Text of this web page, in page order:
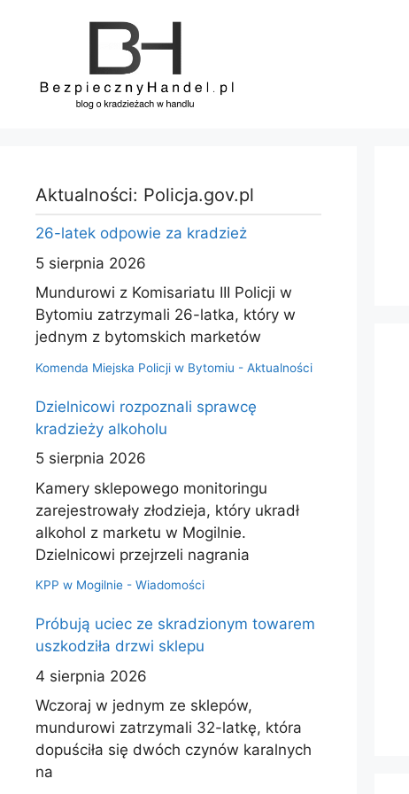
Aktualności: Policja.gov.pl
26-latek odpowie za kradzież
5 sierpnia 2026
Mundurowi z Komisariatu III Policji w
Bytomiu zatrzymali 26-latka, który w
jednym z bytomskich marketów
Komenda Miejska Policji w Bytomiu - Aktualności
Dzielnicowi rozpoznali sprawcę
kradzieży alkoholu
5 sierpnia 2026
Kamery sklepowego monitoringu
zarejestrowały złodzieja, który ukradł
alkohol z marketu w Mogilnie.
Dzielnicowi przejrzeli nagrania
KPP w Mogilnie - Wiadomości
Próbują uciec ze skradzionym towarem
uszkodziła drzwi sklepu
4 sierpnia 2026
Wczoraj w jednym ze sklepów,
mundurowi zatrzymali 32-latkę, która
dopuściła się dwóch czynów karalnych
na